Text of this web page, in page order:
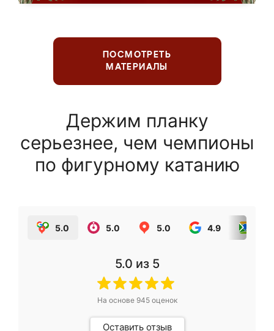
ПОСМОТРЕТЬ
МАТЕРИАЛЫ
Держим планку
серьезнее, чем чемпионы
по фигурному катанию
5.0 5.0 5.0 4.9
5.0 из 5
На основе 945оценок
Оставить отзыв